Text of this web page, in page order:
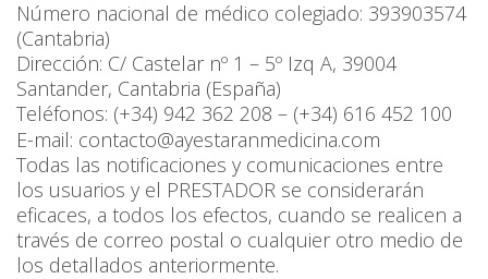
Número nacional de médico colegiado: 393903574
(Cantabria)
Dirección: C/ Castelar nº 1 – 5º Izq A, 39004
Santander, Cantabria (España)
Teléfonos: (+34) 942 362 208 – (+34) 616 452 100
E-mail: contacto@ayestaranmedicina.com
Todas las notificaciones y comunicaciones entre
los usuarios y el PRESTADOR se considerarán
eficaces, a todos los efectos, cuando se realicen a
través de correo postal o cualquier otro medio de
los detallados anteriormente.